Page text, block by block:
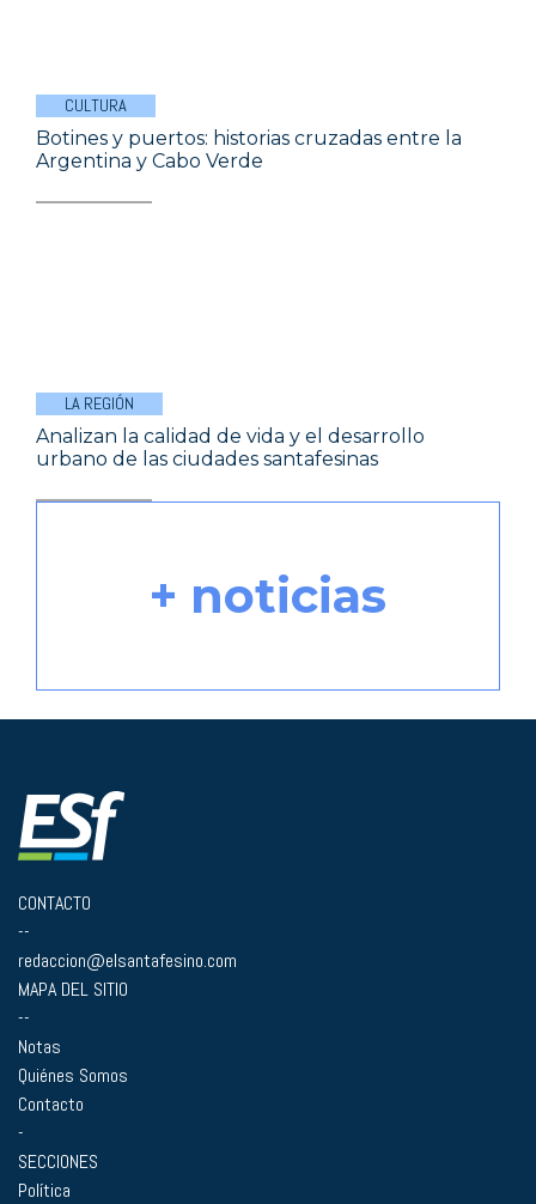
CULTURA
Botines y puertos: historias cruzadas entre la
Argentina y Cabo Verde
LA REGIÓN
Analizan la calidad de vida y el desarrollo
urbano de las ciudades santafesinas
+ noticias
CONTACTO
--
redaccion@elsantafesino.com
MAPA DEL SITIO
--
Notas
Quiénes Somos
Contacto
-
SECCIONES
Política